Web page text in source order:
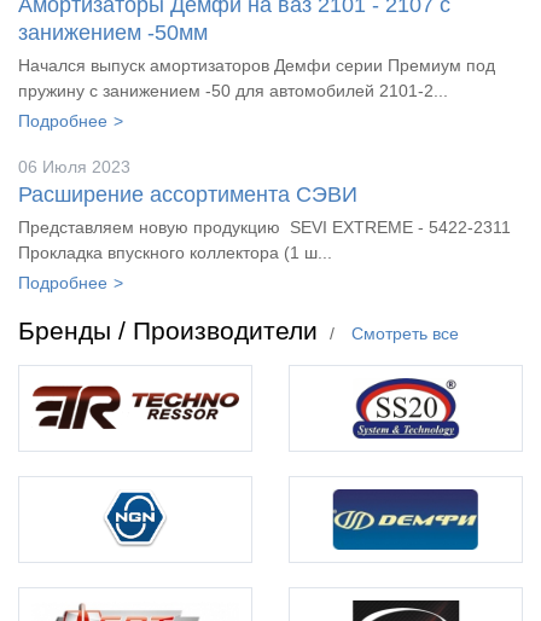
занижением -50мм
Начался выпуск амортизаторов Демфи серии Премиум под
пружину с занижением -50 для автомобилей 2101-2...
Подробнее
06 Июля 2023
Расширение ассортимента СЭВИ
Представляем новую продукцию SEVI EXTREME - 5422-2311
Прокладка впускного коллектора (1 ш...
Подробнее
Бренды / Производители Смотреть все